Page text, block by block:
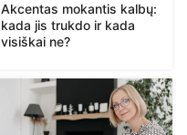
Akcentas mokantis kalbų:
kada jis trukdo ir kada
visiškai ne?